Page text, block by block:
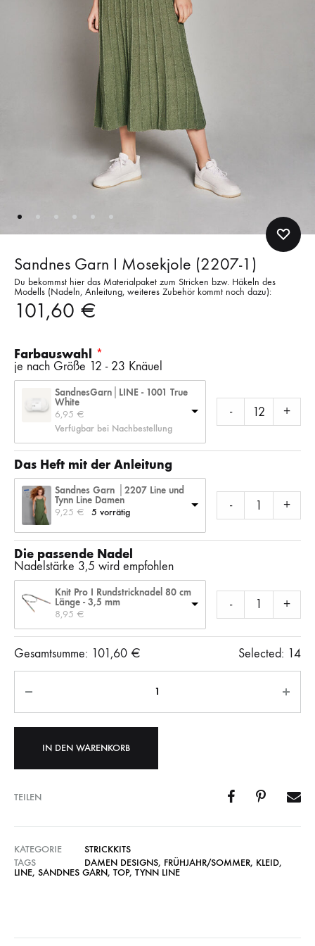
Sandnes Garn I Mosekjole (2207-1)
Du bekommst hier das Materialpaket zum Stricken bzw. Häkeln des
Modells (Nadeln, Anleitung, weiteres Zubehör kommt noch dazu):
101,60 €
Farbauswahl
je nach Größe 12 - 23 Knäuel
SandnesGarn│LINE - 1001 True
White
6,95 €
Verfügbar bei Nachbestellung
- +
Das Heft mit der Anleitung
Sandnes Garn │2207 Line und
Tynn Line Damen
9,25 € 5 vorrätig - +
Die passende Nadel
Nadelstärke 3,5 wird empfohlen
Knit Pro I Rundstricknadel 80 cm
Länge - 3,5 mm
8,95 €
- +
Gesamtsumme: 101,60 € Selected: 14
IN DEN WARENKORB
TEILEN
KATEGORIE
STRICKKITS
TAGS
DAMEN DESIGNS, FRÜHJAHR/SOMMER, KLEID,
LINE, SANDNES GARN, TOP, TYNN LINE